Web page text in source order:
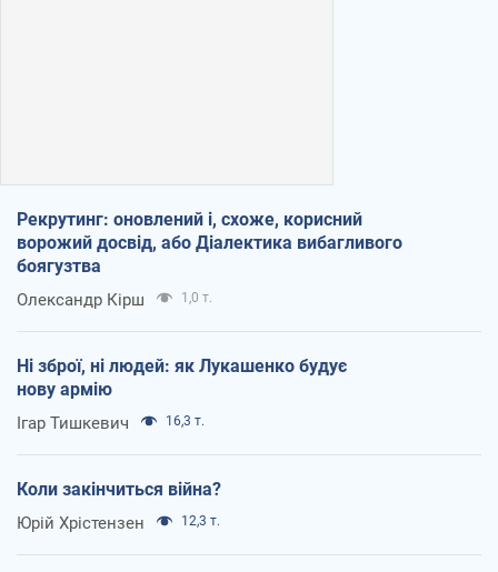
Рекрутинг: оновлений і, схоже, корисний
ворожий досвід, або Діалектика вибагливого
боягузтва
Олександр Кірш 1,0 т.
Ні зброї, ні людей: як Лукашенко будує
нову армію
Ігар Тишкевич 16,3 т.
Коли закінчиться війна?
Юрій Хрістензен 12,3 т.